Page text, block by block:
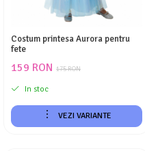
Costum printesa Aurora pentru
fete
175 RON
159 RON
In stoc
VEZI VARIANTE